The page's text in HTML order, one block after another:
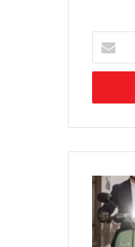
your
Email